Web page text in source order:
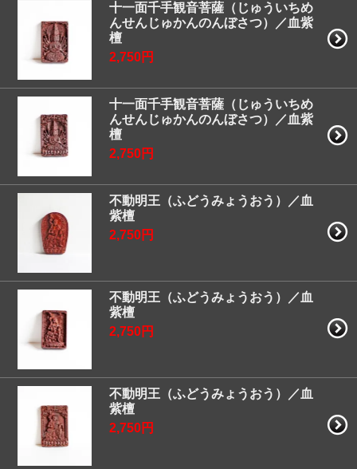
十一面千手観音菩薩（じゅういちめ
んせんじゅかんのんぼさつ）／血紫
檀
2,750円
十一面千手観音菩薩（じゅういちめ
んせんじゅかんのんぼさつ）／血紫
檀
2,750円
不動明王（ふどうみょうおう）／血
紫檀
2,750円
不動明王（ふどうみょうおう）／血
紫檀
2,750円
不動明王（ふどうみょうおう）／血
紫檀
2,750円